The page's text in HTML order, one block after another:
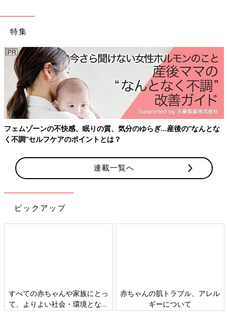
特集
フェムゾーンの不快感、眠りの質、気分のゆらぎ…産後の“なんとな
く不調”セルフケアのポイントとは？
連載一覧へ
ピックアップ
すべての赤ちゃんや家族にとっ
て、よりよい社会・環境となる
赤ちゃんの肌トラブル、アレル
ギーについて